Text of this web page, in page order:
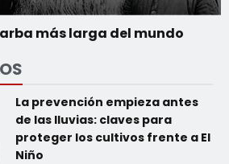
más larga del mundo
La prevención empieza antes
de las lluvias: claves para
proteger los cultivos frente a El
Niño